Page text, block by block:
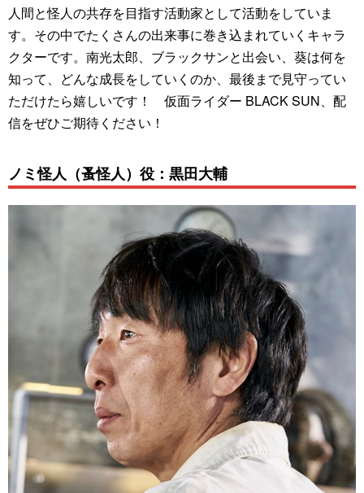
人間と怪人の共存を目指す活動家として活動をしていま
す。その中でたくさんの出来事に巻き込まれていくキャラ
クターです。南光太郎、ブラックサンと出会い、葵は何を
知って、どんな成長をしていくのか、最後まで見守ってい
ただけたら嬉しいです！ 仮面ライダー BLACK SUN、配
信をぜひご期待ください！
ノミ怪人（蚤怪人）役：黒田大輔